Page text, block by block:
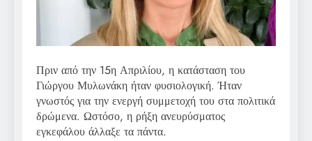
Πριν από την 15η Απριλίου, η κατάσταση του
Γιώργου Μυλωνάκη ήταν φυσιολογική. Ήταν
γνωστός για την ενεργή συμμετοχή του στα πολιτικά
δρώμενα. Ωστόσο, η ρήξη ανευρύσματος
εγκεφάλου άλλαξε τα πάντα.